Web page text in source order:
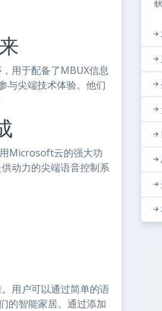
用于配备了MBUX信息
与尖端技术体验。他们
Microsoft云的强大功
动力的尖端语音控制系
用户可以通过简单的语
的智能家居。通过添加